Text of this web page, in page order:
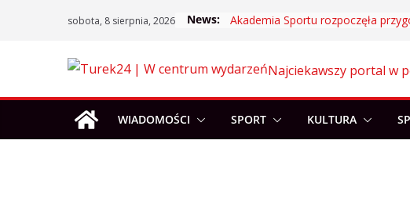
sobota, 8 sierpnia, 2026 News:
Najciekawszy portal w
WIADOMOŚCI SPORT KULTURA